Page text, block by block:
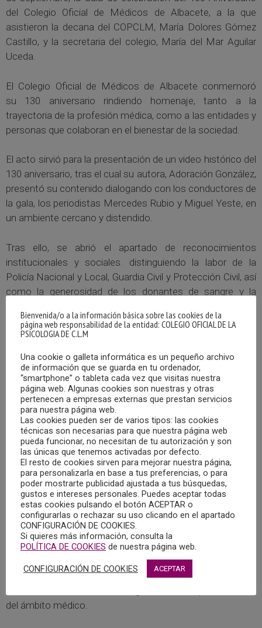
del Colegio Oficial de Médicos de Albacete, a la que
asistieron la decana del COPCLM, María Dolores Gómez
Castillo, y la secretaria del colegio, María del Mar Aguilar
Uceda.
El Colegio Oficial de Médicos de Albacete conmemoró
su 130 aniversario rindiendo homenaje, tanto a la
trayectoria de la profesión médica, como a las entidades y
personas que colaboran en el bienestar de la sociedad.
El acto sirvió para la presentación de un video histórico del
130 aniversario, tras el cual su autora, Adoración González,
presentó su contenido dialogando con los conductores de
la gala, los periodistas Mercedes Rubio y Miguel Yeste, en
un ambiente cercano y distendido.
Tras ello, se abrió el apartado de reconocimientos
institucionales y sociales. distinguiendo la labor de la
Policía Nacional y Local, Guardia Civil y Protección Civil, así
como la generosidad de los donantes de sangre y la
el recorrido de la institución. Cada homenaje estuvo
acompañado de proyecciones audiovisuales y entrega
El momento más emotivo se vivió con el reconocimiento
especial a la figura del Doctor Santos Julián González,
médico fallecido en 2020, en plena pandemia, tras
contagiarse de Covid mientras pasaba consulta en su
centro sanitario. Su viuda y su hija recibieron el
reconocimiento.
La parte final de la gala incluyó la solemne lectura de la
del ámbito médico.
Bienvenida/o a la información básica sobre las cookies de la
página web responsabilidad de la entidad: COLEGIO OFICIAL DE LA
PSICOLOGIA DE C.L.M
Una cookie o galleta informática es un pequeño archivo
de información que se guarda en tu ordenador,
“smartphone” o tableta cada vez que visitas nuestra
página web. Algunas cookies son nuestras y otras
pertenecen a empresas externas que prestan servicios
para nuestra página web.
Las cookies pueden ser de varios tipos: las cookies
técnicas son necesarias para que nuestra página web
pueda funcionar, no necesitan de tu autorización y son
las únicas que tenemos activadas por defecto.
El resto de cookies sirven para mejorar nuestra página,
para personalizarla en base a tus preferencias, o para
poder mostrarte publicidad ajustada a tus búsquedas,
gustos e intereses personales. Puedes aceptar todas
estas cookies pulsando el botón ACEPTAR o
configurarlas o rechazar su uso clicando en el apartado
CONFIGURACIÓN DE COOKIES.
Si quieres más información, consulta la
POLÍTICA DE COOKIES de nuestra página web.
CONFIGURACIÓN DE COOKIES ACEPTAR